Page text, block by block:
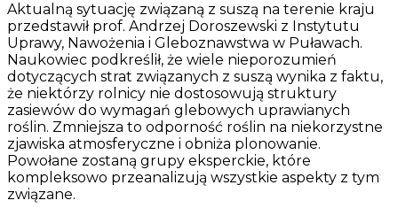
Aktualną sytuację związaną z suszą na terenie kraju
przedstawił prof. Andrzej Doroszewski z Instytutu
Uprawy, Nawożenia i Gleboznawstwa w Puławach.
Naukowiec podkreślił, że wiele nieporozumień
dotyczących strat związanych z suszą wynika z faktu,
że niektórzy rolnicy nie dostosowują struktury
zasiewów do wymagań glebowych uprawianych
roślin. Zmniejsza to odporność roślin na niekorzystne
zjawiska atmosferyczne i obniża plonowanie.
Powołane zostaną grupy eksperckie, które
kompleksowo przeanalizują wszystkie aspekty z tym
związane.